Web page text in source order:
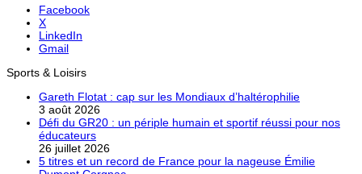
Facebook
X
LinkedIn
Gmail
Sports & Loisirs
Gareth Flotat : cap sur les Mondiaux d’haltérophilie
3 août 2026
Défi du GR20 : un périple humain et sportif réussi pour nos
éducateurs
26 juillet 2026
5 titres et un record de France pour la nageuse Émilie